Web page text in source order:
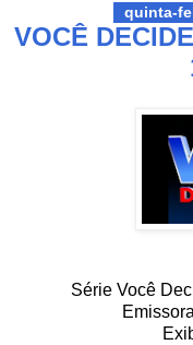
quinta-
VOCÊ
Série Você